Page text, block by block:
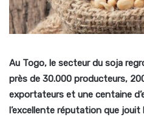
Au Togo, le secteur du soja
près de 30.000 producteurs,
exportateurs et une centaine
l’excellente réputation que